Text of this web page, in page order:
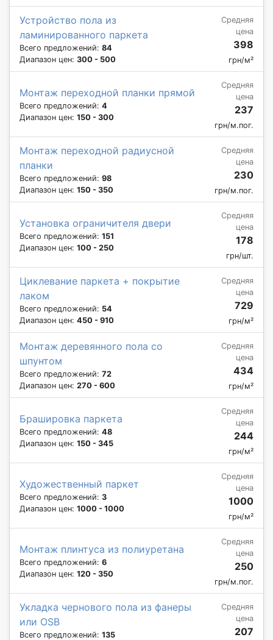
Устройство пола из
ламинированного паркета
Всего предложений: 84
Диапазон цен: 300 - 500
Средняя
цена
398
грн/м²
Монтаж переходной планки прямой
Всего предложений: 4
Диапазон цен: 150 - 300
Средняя
цена
237
грн/м.пог.
Монтаж переходной радиусной
планки
Всего предложений: 98
Диапазон цен: 150 - 350
Средняя
цена
230
грн/м.пог.
Установка ограничителя двери
Всего предложений: 151
Диапазон цен: 100 - 250
Средняя
цена
178
грн/шт.
Циклевание паркета + покрытие
лаком
Всего предложений: 54
Диапазон цен: 450 - 910
Средняя
цена
729
грн/м²
Монтаж деревянного пола со
шпунтом
Всего предложений: 72
Диапазон цен: 270 - 600
Средняя
цена
434
грн/м²
Брашировка паркета
Всего предложений: 48
Диапазон цен: 150 - 345
Средняя
цена
244
грн/м²
Художественный паркет
Всего предложений: 3
Диапазон цен: 1000 - 1000
Средняя
цена
1000
грн/м²
Монтаж плинтуса из полиуретана
Всего предложений: 6
Диапазон цен: 120 - 350
Средняя
цена
250
грн/м.пог.
Укладка чернового пола из фанеры
или OSB
Всего предложений: 135
Средняя
цена
207